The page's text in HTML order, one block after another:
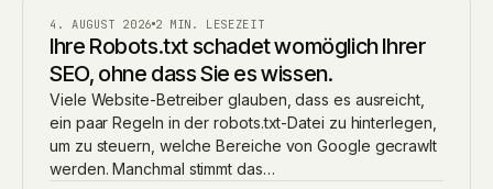
BLOG
4. AUGUST 2026 2 MIN. LESEZEIT
Ihre Robots.txt schadet womöglich Ihrer
SEO, ohne dass Sie es wissen.
Viele Website-Betreiber glauben, dass es ausreicht,
ein paar Regeln in der robots.txt-Datei zu hinterlegen,
um zu steuern, welche Bereiche von Google gecrawlt
werden. Manchmal stimmt das…